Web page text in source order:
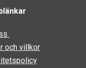
och villkor